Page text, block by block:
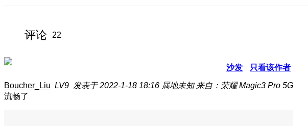
评论 22
沙发 只看该作者
Boucher_Liu LV9 发表于 2022-1-18 18:16 属地未知 来自：荣耀 Magic3 Pro 5G
流畅了